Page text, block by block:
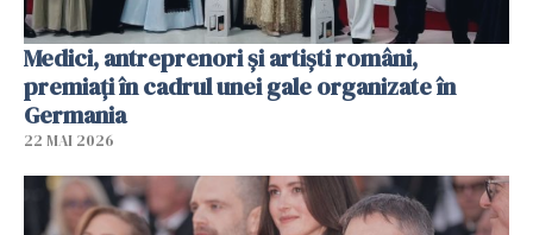
Medici, antreprenori și artiști români,
premiați în cadrul unei gale organizate în
Germania
22 MAI 2026